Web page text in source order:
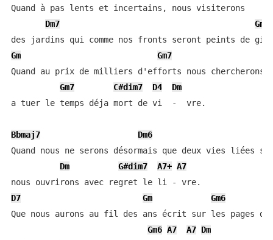
Quand à pas lents et incertains, nous visiterons
Dm7
Gm
Gm
Gm7
Quand au prix de milliers d'efforts nous chercherons
Gm7
C#dim7 D4
Dm
a tuer le temps déja mort de vi  -  vre.
Bbmaj7
Dm6
Quand nous ne serons désormais que deux vies liées
Dm
G#dim7 A7+ A7
D7
Gm
Gm6
Que nous aurons au fil des ans écrit sur les pages du
Gm6 A7 A7 Dm